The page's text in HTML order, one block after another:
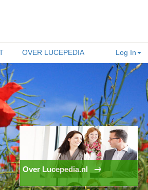
Log In
OVER LUCEPEDIA
Over Lucepedia.nl